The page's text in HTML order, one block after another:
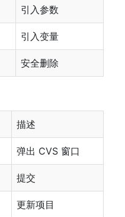
引入参数
引入变量
安全删除
描述
弹出 CVS 窗口
提交
更新项目